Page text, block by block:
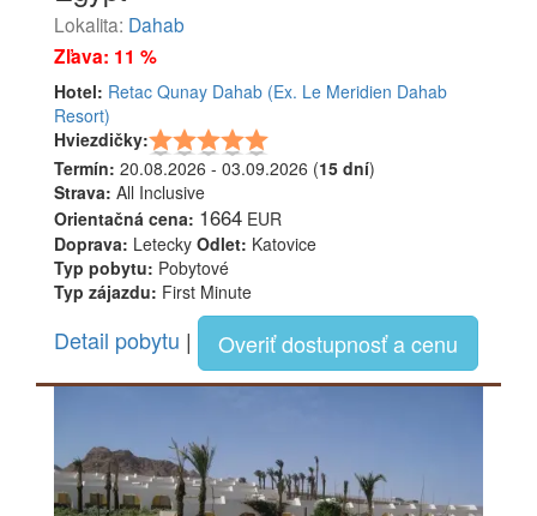
Lokalita: Dahab
Zľava: 11 %
Hotel: Retac Qunay Dahab (Ex. Le Meridien Dahab
Resort)
Hviezdičky:
Termín: 20.08.2026 - 03.09.2026 (15 dní)
Strava: All Inclusive
Orientačná cena: 1664 EUR
Doprava: Letecky Odlet: Katovice
Typ pobytu: Pobytové
Typ zájazdu: First Minute
Detail pobytu | Overiť dostupnosť a cenu